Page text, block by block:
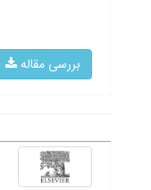
بررسی مقاله